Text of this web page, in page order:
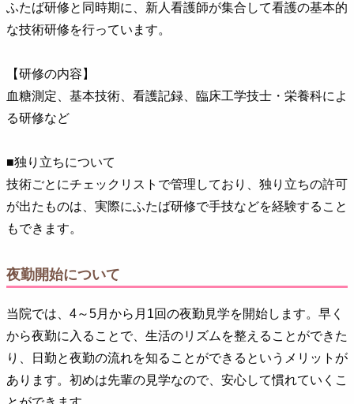
ふたば研修と同時期に、新人看護師が集合して看護の基本的
な技術研修を行っています。
【研修の内容】
血糖測定、基本技術、看護記録、臨床工学技士・栄養科によ
る研修など
■独り立ちについて
技術ごとにチェックリストで管理しており、独り立ちの許可
が出たものは、実際にふたば研修で手技などを経験すること
もできます。
夜勤開始について
当院では、4～5月から月1回の夜勤見学を開始します。早く
から夜勤に入ることで、生活のリズムを整えることができた
り、日勤と夜勤の流れを知ることができるというメリットが
あります。初めは先輩の見学なので、安心して慣れていくこ